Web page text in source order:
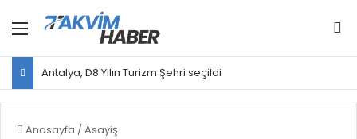
Menü
Antalya, D8 Yılın Turizm Şehri seçildi
Anasayfa / Asayiş